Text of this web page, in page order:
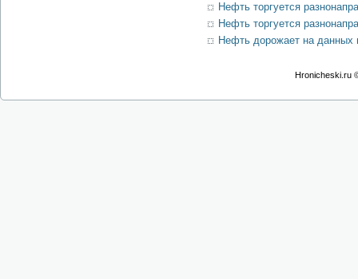
Нефть торгуется
Нефть торгуется
Нефть дорожает на
Hronicheski.ru